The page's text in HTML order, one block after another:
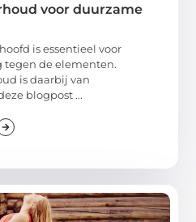
voor duurzame
is essentieel voor
tegen de elementen.
is daarbij van
blogpost ...